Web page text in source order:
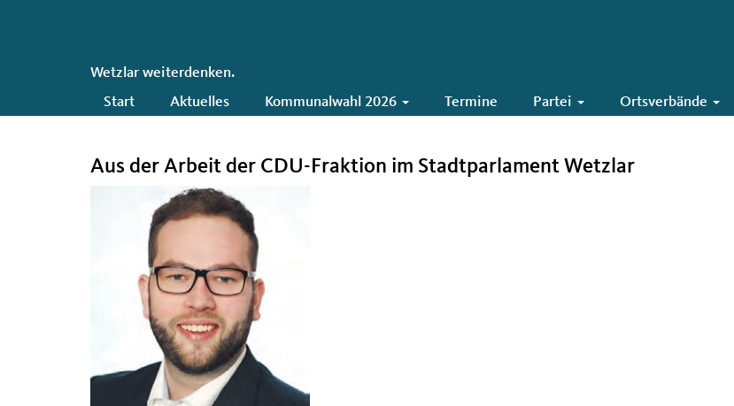
Wetzlar weiterdenken.
Hauptnavigation
Start Aktuelles Kommunalwahl 2026 Termine Partei Ortsverbände
Aus der Arbeit der CDU-Fraktion im Stadtparlament Wetzlar